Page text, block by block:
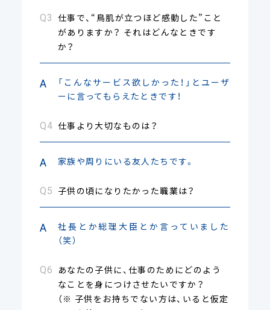
仕事で、“鳥肌が立つほど感動した”こと
がありますか？ それはどんなときです
か？
「こんなサービス欲しかった！」とユーザ
ーに言ってもらえたときです！
仕事より大切なものは？
家族や周りにいる友人たちです。
子供の頃になりたかった職業は？
社長とか総理大臣とか言っていました
（笑）
あなたの子供に、仕事のためにどのよう
なことを身につけさせたいですか？
（※ 子供をお持ちでない方は、いると仮定